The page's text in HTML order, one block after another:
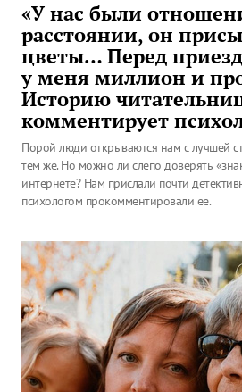
«У нас были
расстоянии, он
цветы… Перед
у меня миллион и
Историю
комментирует
Порой люди открываются нам с лучшей
тем же. Но можно ли слепо доверять
интернете? Нам прислали почти
психологом прокомментировали ее.